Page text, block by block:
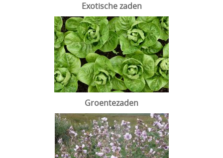
Exotische zaden
Groentezaden